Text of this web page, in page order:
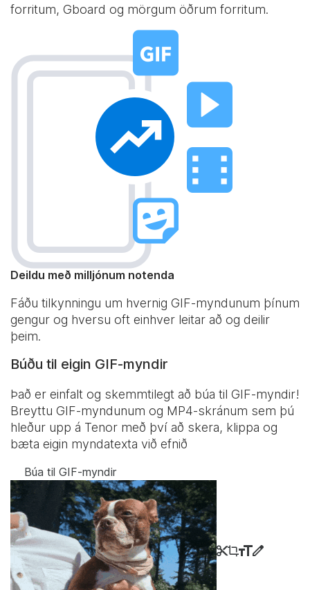
forritum, Gboard og mörgum öðrum forritum.
Deildu með milljónum notenda
Fáðu tilkynningu um hvernig GIF-myndunum þínum
gengur og hversu oft einhver leitar að og deilir
þeim.
Búðu til eigin GIF-myndir
Það er einfalt og skemmtilegt að búa til GIF-myndir!
Breyttu GIF-myndunum og MP4-skránum sem þú
hleður upp á Tenor með því að skera, klippa og
bæta eigin myndatexta við efnið
Búa til GIF-myndir